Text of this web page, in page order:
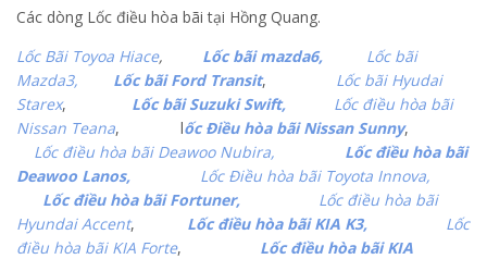
Các dòng Lốc điều hòa bãi tại Hồng Quang.
Lốc Bãi Toyoa Hiace, Lốc bãi mazda6,
Lốc bãi
Mazda3,
Lốc bãi Ford Transit, Lốc bãi Hyudai
Starex, Lốc bãi Suzuki Swift,
Lốc điều hòa bãi
Nissan Teana, lốc Điều hòa bãi Nissan Sunny,
Lốc điều hòa bãi Deawoo Nubira,
Lốc điều hòa bãi
Deawoo Lanos,
Lốc Điều hòa bãi Toyota Innova,
Lốc điều hòa bãi Fortuner,
Lốc điều hòa bãi
Hyundai Accent, Lốc điều hòa bãi KIA K3,
Lốc
điều hòa bãi KIA Forte, Lốc điều hòa bãi KIA